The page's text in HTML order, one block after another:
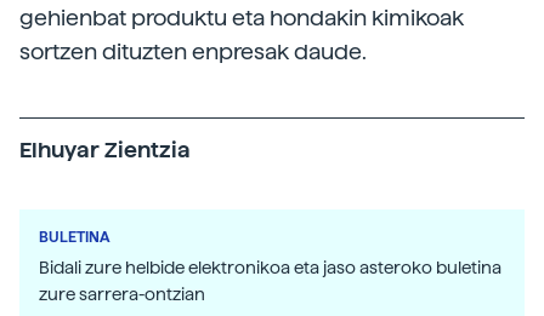
gehienbat produktu eta hondakin kimikoak
sortzen dituzten enpresak daude.
Elhuyar Zientzia
BULETINA
Bidali zure helbide elektronikoa eta jaso asteroko buletina
zure sarrera-ontzian